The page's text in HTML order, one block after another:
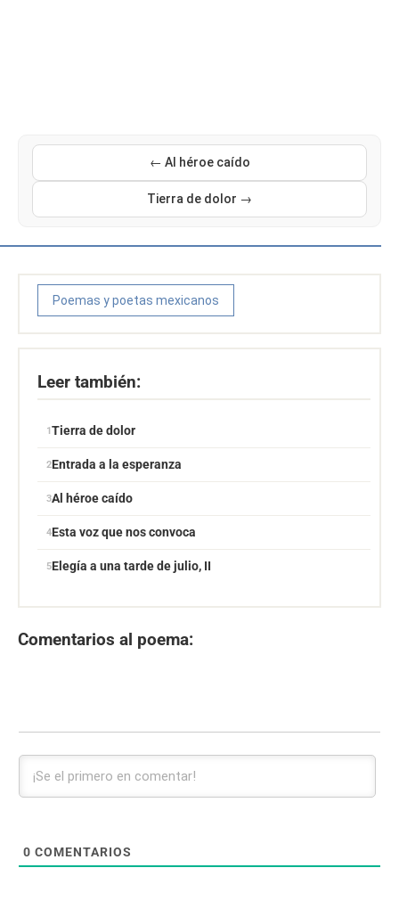
← Al héroe caído
Tierra de dolor →
Poemas y poetas mexicanos
Leer también:
Tierra de dolor
Entrada a la esperanza
Al héroe caído
Esta voz que nos convoca
Elegía a una tarde de julio, II
Comentarios al poema:
0 COMENTARIOS